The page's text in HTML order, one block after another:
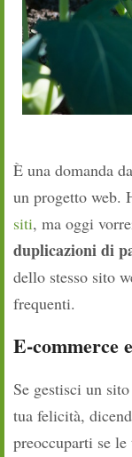
È una domanda
un progetto web.
siti, ma oggi
duplicazioni di
dello stesso sito
frequenti.
E-commerce
Se gestisci un
tua felicità,
preoccuparti se le